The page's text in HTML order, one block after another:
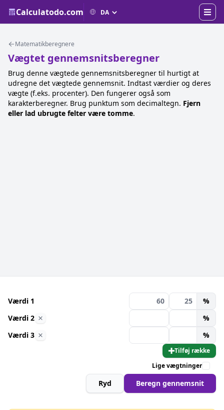
Calculatodo.com
Matematikberegnere
Vægtet gennemsnitsberegner
Brug denne vægtede gennemsnitsberegner til hurtigt at
udregne det vægtede gennemsnit. Indtast værdier og deres
vægte (f.eks. procenter). Den fungerer også som
karakterberegner. Brug punktum som decimaltegn. Fjern
eller lad ubrugte felter være tomme.
Værdi 1
%
Værdi 2
%
Værdi 3
%
Tilføj række
Lige vægtninger
Ryd Beregn gennemsnit